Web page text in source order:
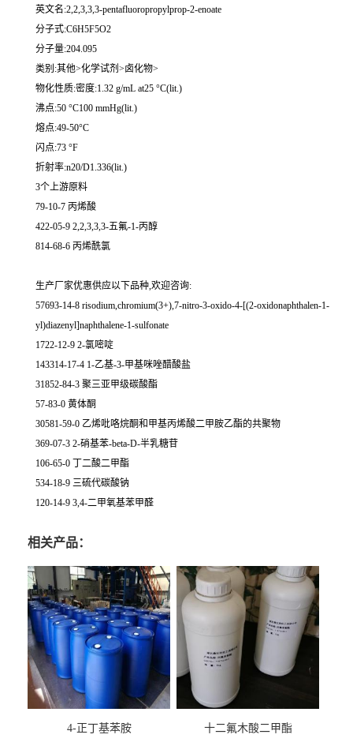
英文名:2,2,3,3,3-pentafluoropropylprop-2-enoate
分子式:C6H5F5O2
分子量:204.095
类别:其他>化学试剂>卤化物>
物化性质:密度:1.32 g/mL at25 °C(lit.)
沸点:50 °C100 mmHg(lit.)
熔点:49-50°C
闪点:73 °F
折射率:n20/D1.336(lit.)
3个上游原料
79-10-7 丙烯酸
422-05-9 2,2,3,3,3-五氟-1-丙醇
814-68-6 丙烯酰氯
生产厂家优惠供应以下品种,欢迎咨询:
57693-14-8 risodium,chromium(3+),7-nitro-3-oxido-4-[(2-oxidonaphthalen-1-
yl)diazenyl]naphthalene-1-sulfonate
1722-12-9 2-氯嘧啶
143314-17-4 1-乙基-3-甲基咪唑醋酸盐
31852-84-3 聚三亚甲级碳酸酯
57-83-0 黄体酮
30581-59-0 乙烯吡咯烷酮和甲基丙烯酸二甲胺乙酯的共聚物
369-07-3 2-硝基苯-beta-D-半乳糖苷
106-65-0 丁二酸二甲酯
534-18-9 三硫代碳酸钠
120-14-9 3,4-二甲氧基苯甲醛
相关产品：
4-正丁基苯胺 十二氟木酸二甲酯